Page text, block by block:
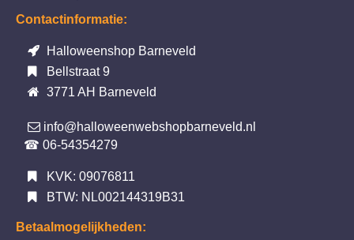
Contactinformatie:
Halloweenshop Barneveld
Bellstraat 9
3771 AH Barneveld
info@halloweenwebshopbarneveld.nl
☎ 06-54354279
KVK: 09076811
BTW: NL002144319B31
Betaalmogelijkheden: